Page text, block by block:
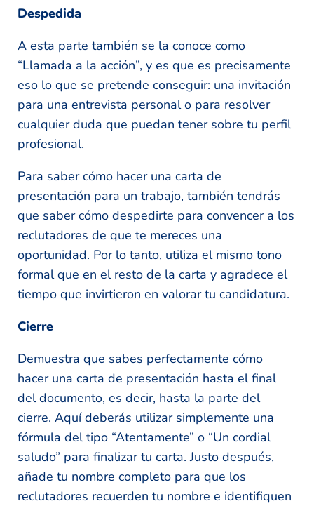
Despedida
A esta parte también se la conoce como
“Llamada a la acción”, y es que es precisamente
eso lo que se pretende conseguir: una invitación
para una entrevista personal o para resolver
cualquier duda que puedan tener sobre tu perfil
profesional.
Para saber cómo hacer una carta de
presentación para un trabajo, también tendrás
que saber cómo despedirte para convencer a los
reclutadores de que te mereces una
oportunidad. Por lo tanto, utiliza el mismo tono
formal que en el resto de la carta y agradece el
tiempo que invirtieron en valorar tu candidatura.
Cierre
Demuestra que sabes perfectamente cómo
hacer una carta de presentación hasta el final
del documento, es decir, hasta la parte del
cierre. Aquí deberás utilizar simplemente una
fórmula del tipo “Atentamente” o “Un cordial
saludo” para finalizar tu carta. Justo después,
añade tu nombre completo para que los
reclutadores recuerden tu nombre e identifiquen